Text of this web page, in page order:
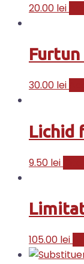
20.00 lei
30.00 lei
Lichid
9.50 lei
105.00 lei